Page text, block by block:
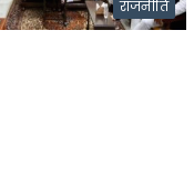
राजनीति